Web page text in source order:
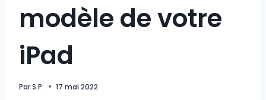
modèle de votre
iPad
ParS.P. 17 mai 2022